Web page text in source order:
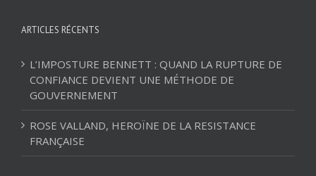
ARTICLES RÉCENTS
L’IMPOSTURE BENNETT : QUAND LA RUPTURE DE
CONFIANCE DEVIENT UNE MÉTHODE DE
GOUVERNEMENT
ROSE VALLAND, HEROÏNE DE LA RESISTANCE
FRANÇAISE